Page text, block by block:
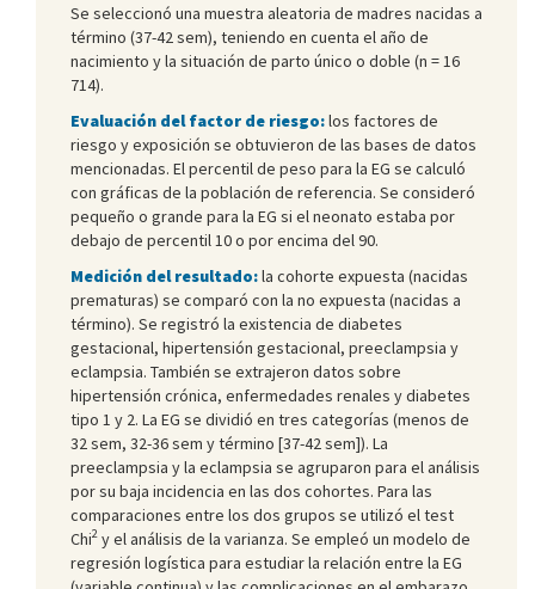
Se seleccionó una muestra aleatoria de madres nacidas a
término (37-42 sem), teniendo en cuenta el año de
nacimiento y la situación de parto único o doble (n = 16
714).
Evaluación del factor de riesgo:los factores de
riesgo y exposición se obtuvieron de las bases de datos
mencionadas. El percentil de peso para la EG se calculó
con gráficas de la población de referencia. Se consideró
pequeño o grande para la EG si el neonato estaba por
debajo de percentil 10 o por encima del 90.
Medición del resultado:la cohorte expuesta (nacidas
prematuras) se comparó con la no expuesta (nacidas a
término). Se registró la existencia de diabetes
gestacional, hipertensión gestacional, preeclampsia y
eclampsia. También se extrajeron datos sobre
hipertensión crónica, enfermedades renales y diabetes
tipo 1 y 2. La EG se dividió en tres categorías (menos de
32 sem, 32-36 sem y término [37-42 sem]). La
preeclampsia y la eclampsia se agruparon para el análisis
por su baja incidencia en las dos cohortes. Para las
comparaciones entre los dos grupos se utilizó el test
Chi2 y el análisis de la varianza. Se empleó un modelo de
regresión logística para estudiar la relación entre la EG